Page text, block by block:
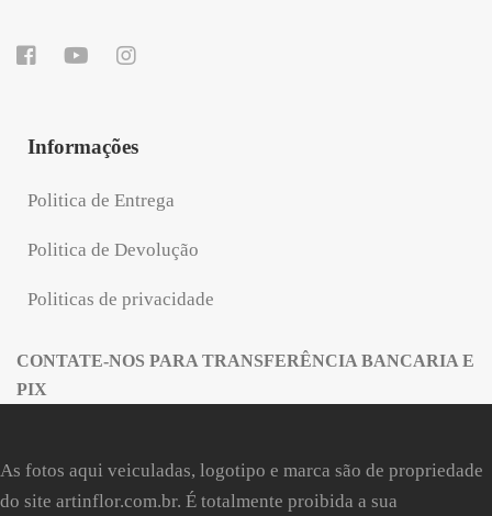
Informações
Politica de Entrega
Politica de Devolução
Politicas de privacidade
CONTATE-NOS PARA TRANSFERÊNCIA BANCARIA E
PIX
As fotos aqui veiculadas, logotipo e marca são de propriedade
do site artinflor.com.br. É totalmente proibida a sua